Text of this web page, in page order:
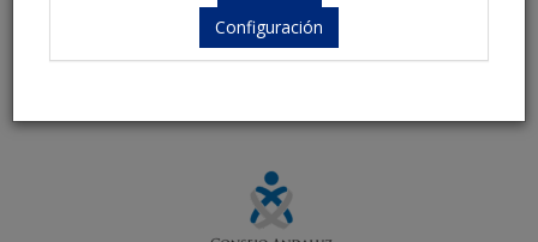
Configuración